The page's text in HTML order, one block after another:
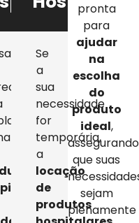
Se
a
sua
necessidade
for
temporária,
a
locação
de
produtos
pronta
para
ajudar
na
escolha
do
produto
ideal,
assegurando
que suas
sejam
plenamente